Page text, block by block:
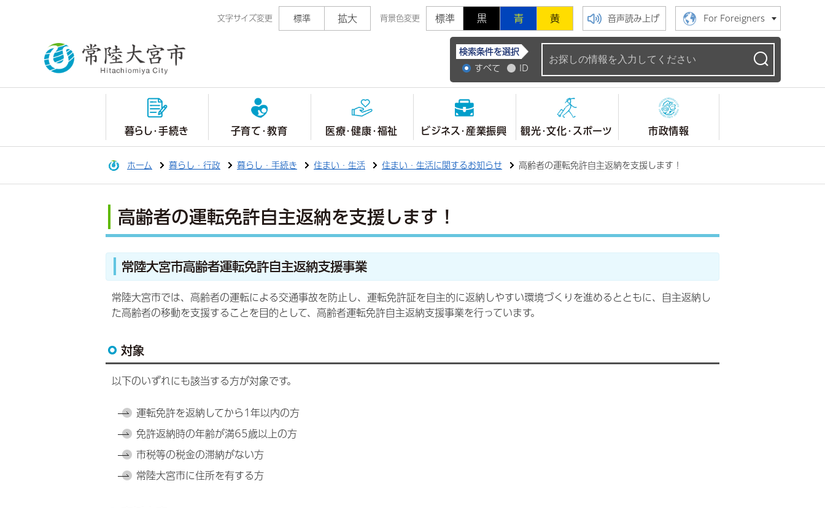
文字サイズ変更 標準 拡大 背景色変更 標準 黒 青 黄 音声読み上げ For Foreigners
常陸大宮市公式ホームページ
検索条件を選択
すべて
ID
暮らし・手続き 子育て・教育 医療・健康・福祉 ビジネス・産業振興 観光・文化・スポーツ 市政情報
ホーム 暮らし・行政 暮らし・手続き 住まい・生活 住まい・生活に関するお知らせ 高齢者の運転免許自主返納を支援します！
高齢者の運転免許自主返納を支援します！
常陸大宮市高齢者運転免許自主返納支援事業
常陸大宮市では、高齢者の運転による交通事故を防止し、運転免許証を自主的に返納しやすい環境づくりを進めるとともに、自主返納し
た高齢者の移動を支援することを目的として、高齢者運転免許自主返納支援事業を行っています。
対象
以下のいずれにも該当する方が対象です。
運転免許を返納してから1年以内の方
免許返納時の年齢が満65歳以上の方
市税等の税金の滞納がない方
常陸大宮市に住所を有する方